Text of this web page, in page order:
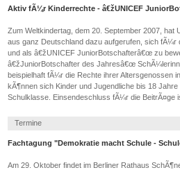
Aktiv fÃ¼r Kinderrechte - â€žUNICEF
Zum Weltkindertag, dem 20. September 2007, hat
aus ganz Deutschland dazu aufgerufen, sich fÃ¼r
und als â€žUNICEF JuniorBotschafterâ€œ zu
â€žJuniorBotschafter des Jahresâ€œ
beispielhaft fÃ¼r die Rechte ihrer Altersgenossen
kÃ¶nnen sich Kinder und Jugendliche bis 18
Schulklasse. Einsendeschluss fÃ¼r die BeitrÃ¤ge
Termine
Fachtagung "Demokratie macht Schule -
Am 29. Oktober findet im Berliner Rathaus